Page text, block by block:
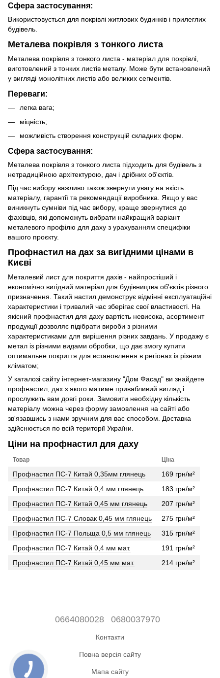
Сфера застосування:
Використовується для покрівлі житлових будинків і прилеглих
будівель.
Металева покрівля з тонкого листа
Металева покрівля з тонкого листа - матеріал для покрівлі,
виготовлений з тонких листів металу. Може бути встановлений
у вигляді монолітних листів або великих сегментів.
Переваги:
легка вага;
міцність;
можливість створення конструкцій складних форм.
Сфера застосування:
Металева покрівля з тонкого листа підходить для будівель з
нетрадиційною архітектурою, дач і дрібних об'єктів.
Під час вибору важливо також звернути увагу на якість
матеріалу, гарантії та рекомендації виробника. Якщо у вас
виникнуть сумніви під час вибору, краще звернутися до
фахівців, які допоможуть вибрати найкращий варіант
металевого профілю для даху з урахуванням специфіки
вашого проєкту.
Профнастил на дах за вигідними цінами в
Києві
Металевий лист для покриття дахів - найпростіший і
економічно вигідний матеріал для будівництва об'єктів різного
призначення. Такий настил демонструє відмінні експлуатаційні
характеристики і тривалий час зберігає свої властивості. На
якісний профнастил для даху вартість невисока, асортимент
продукції дозволяє підібрати вироби з різними
характеристиками для вирішення різних завдань. У продажу є
метал із різними видами обробки, що дає змогу купити
оптимальне покриття для встановлення в регіонах із різним
кліматом;
У каталозі сайту інтернет-магазину "Дом Фасад" ви знайдете
профнастил, дах з якого матиме привабливий вигляд і
прослужить вам довгі роки. Замовити необхідну кількість
матеріалу можна через форму замовлення на сайті або
зв'язавшись з нами зручним для вас способом. Доставка
здійснюється по всій території України.
Ціни на профнастил для даху
Товар Ціна
Профнастил ПС-7 Китай 0,35мм глянець
169 грн/м²
Профнастил ПС-7 Китай 0,4 мм глянець
183 грн/м²
Профнастил ПС-7 Китай 0,45 мм глянець
207 грн/м²
Профнастил ПС-7 Словак 0,45 мм глянець
275 грн/м²
Профнастил ПС-7 Польща 0,5 мм глянець
315 грн/м²
Профнастил ПС-7 Китай 0,4 мм мат.
191 грн/м²
Профнастил ПС-7 Китай 0,45 мм мат.
214 грн/м²
0664080028 0680037970
Контакти
Повна версія сайту
Мапа сайту